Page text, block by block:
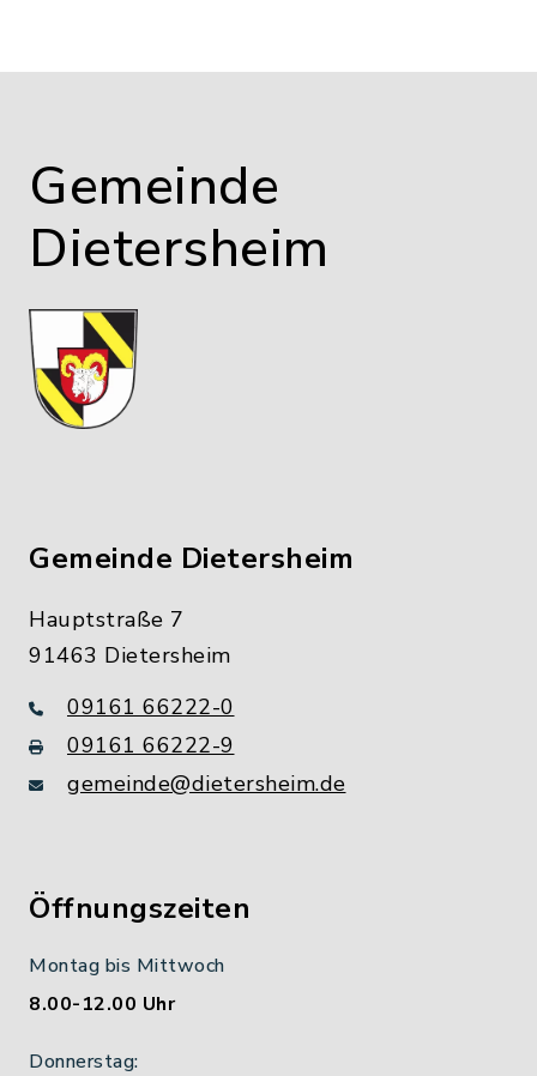
Gemeinde
Dietersheim
Gemeinde Dietersheim
Hauptstraße 7
91463 Dietersheim
09161 66222-0
09161 66222-9
gemeinde@dietersheim.de
Öffnungszeiten
Montag bis Mittwoch
8.00-12.00 Uhr
Donnerstag: